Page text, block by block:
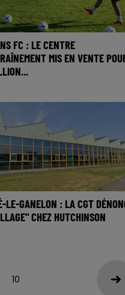
FC : LE CENTRE
MIS EN VENTE
LE-GANELON : LA CGT
CHEZ HUTCHINSON
10